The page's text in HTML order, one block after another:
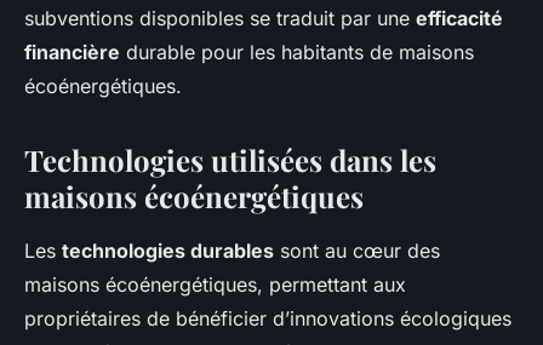
subventions disponibles se traduit par une efficacité
financière durable pour les habitants de maisons
écoénergétiques.
Technologies utilisées dans les
maisons écoénergétiques
Les technologies durables sont au cœur des
maisons écoénergétiques, permettant aux
propriétaires de bénéficier d’innovations écologiques